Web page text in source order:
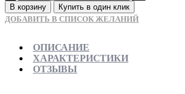
В корзину
Купить в один клик
ДОБАВИТЬ В СПИСОК ЖЕЛАНИЙ
ОПИСАНИЕ
ХАРАКТЕРИСТИКИ
ОТЗЫВЫ